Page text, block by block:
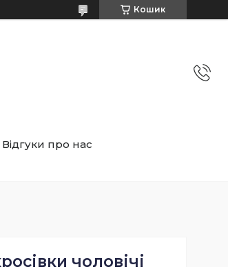
Кошик
Відгуки про нас
чоловічі